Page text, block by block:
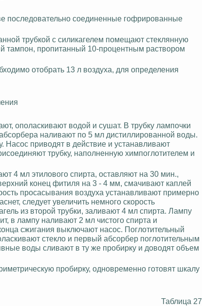
последовательно соединенные гофрированные
трубкой с силикагелем помещают стеклянную
тампон, пропитанный 10-процентным раствором
отобрать 13 л воздуха, для определения
ополаскивают водой и сушат. В трубку лампочки
наливают по 5 мл дистиллированной воды.
Насос приводят в действие и устанавливают
трубку, наполненную химпоглотителем и
4 мл этилового спирта, оставляют на 30 мин.,
конец фитиля на 3 - 4 мм, смачивают каплей
просасывания воздуха устанавливают примерно
следует увеличить немного скорость
из второй трубки, заливают 4 мл спирта. Лампу
в лампу наливают 2 мл чистого спирта и
сжигания выключают насос. Поглотительный
стекло и первый абсорбер поглотительным
воды сливают в ту же пробирку и доводят объем
пробирку, одновременно готовят шкалу
Таблица 27